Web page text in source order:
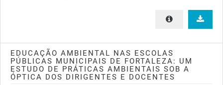
EDUCAÇÃO AMBIENTAL NAS ESCOLAS
PÚBLICAS MUNICIPAIS DE FORTALEZA: UM
ESTUDO DE PRÁTICAS AMBIENTAIS SOB A
ÓPTICA DOS DIRIGENTES E DOCENTES